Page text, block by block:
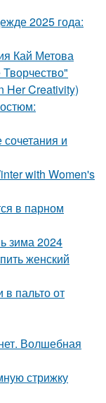
2025 года:
Кай Метова
Her Creativity)
и
with Women's
в парном
зима 2024
женский
пальто от
Волшебная
стрижку